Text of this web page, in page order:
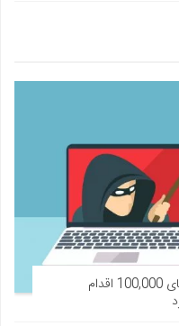
چگونه هک نشویم: یک محقق داده‌های 100,000 اقدام